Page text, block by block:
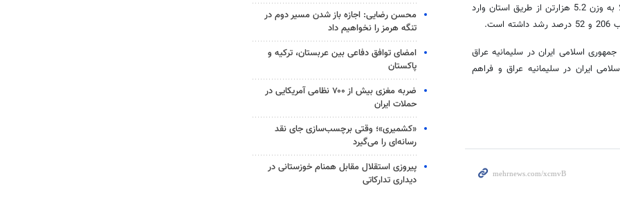
میرزایی تصریح کرد: تا پایان اردیبهشت ماه سال 89بالغ بر11.9میلیون دلار کالا به وزن 5.2 هزارتن از طریق استان وارد
اسلامی ایران در سلیمانیه عراق
ایران در سلیمانیه عراق و فراهم
محسن رضایی: اجازه باز شدن مسیر دوم در
تنگه هرمز را نخواهیم داد
امضای توافق دفاعی بین عربستان، ترکیه و
پاکستان
ضربه مغزی بیش از ۷۰۰ نظامی آمریکایی در
حملات ایران
«کشمیری»؛ وقتی برچسب‌سازی جای نقد
رسانه‌ای را می‌گیرد
پیروزی استقلال مقابل همنام خوزستانی در
دیداری تدارکاتی